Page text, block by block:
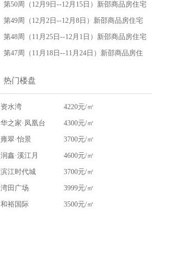
房地产网
宅成交39套，新邵房价为3999元/㎡-新邵县房
地产网
第50周（12月9日--12月15日）新邵商品房住宅
网签成交31套，新邵房价为3977元/㎡-新邵县
房地产网
第49周（12月2日--12月8日）新邵商品房住宅
网签成交17套，新邵房价为3950元/㎡-新邵县
房地产网
第48周（11月25日--12月1日）新邵商品房住宅
网签成交28套，新邵房价为4051元/㎡-新邵县
第47周（11月18日--11月24日）新邵商品房住
县房地产网
热门楼盘
资水湾 4220元/㎡
华之家·凤凰台 4300元/㎡
雍翠·怡景 3700元/㎡
润鑫·溪江月 4600元/㎡
滨江时代城 3700元/㎡
湾田广场 3999元/㎡
和裕国际 3500元/㎡